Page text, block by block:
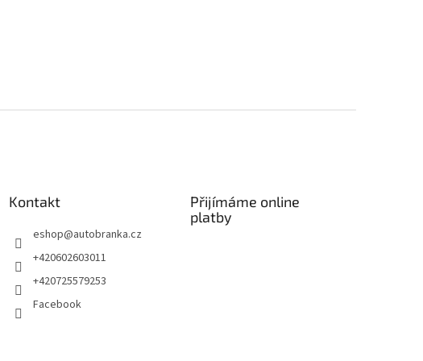
Kontakt
eshop@autobranka.cz
+420602603011
+420725579253
Facebook
Přijímáme online
platby